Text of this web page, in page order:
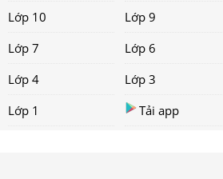
Lớp 10
Lớp 9
Lớp 7
Lớp 6
Lớp 4
Lớp 3
Lớp 1
Tải app